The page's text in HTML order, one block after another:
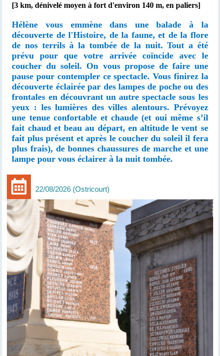
[3 km, dénivelé moyen à fort d'environ 140 m, en paliers]
Hélène vous emmène dans une balade à la
découverte de l'Histoire, de la faune, et de la flore
de nos terrils à la tombée de la nuit. Tout a été
prévu pour que votre arrivée coïncide avec le
coucher du soleil. On vous propose de faire une
pause pour contempler ce spectacle. Vous finirez la
découverte éclairée par des lampes de poche ou des
frontales en découvrant un autre spectacle sous les
yeux : les lumières des villes alentours. Prévoyez
une tenue confortable et chaude (et oui même s’il
fait chaud et beau au départ, en altitude le vent se
fait plus présent et après le coucher du soleil il fera
plus frais), de bonnes chaussures de marche et une
lampe pour vous éclairer à la nuit tombée.
22/08/2026 Ostricourt